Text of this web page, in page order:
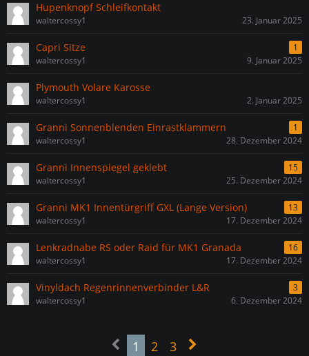
Hupenknopf Schleifkontakt
waltercossy1 23. Januar 2025
Capri Sitze
1
waltercossy1
9. Januar 2025
Plymouth Volare Karosse
waltercossy1 2. Januar 2025
Granni Sonnenblenden Einrastklammern
1
waltercossy1
28. Dezember 2024
Granni Innenspiegel geklebt
15
waltercossy1
25. Dezember 2024
Granni MK1 Innentürgriff GXL (Lange Version)
13
waltercossy1
17. Dezember 2024
Lenkradnabe RS oder Raid für MK1 Granada
16
waltercossy1
17. Dezember 2024
Vinyldach Regenrinnenverbinder L&R
3
waltercossy1
6. Dezember 2024
1 2 3